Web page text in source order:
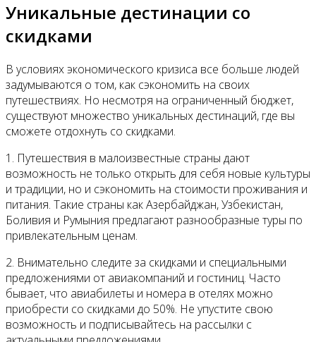
Уникальные дестинации со
скидками
В условиях экономического кризиса все больше людей
задумываются о том, как сэкономить на своих
путешествиях. Но несмотря на ограниченный бюджет,
существуют множество уникальных дестинаций, где вы
сможете отдохнуть со скидками.
1. Путешествия в малоизвестные страны дают
возможность не только открыть для себя новые культуры
и традиции, но и сэкономить на стоимости проживания и
питания. Такие страны как Азербайджан, Узбекистан,
Боливия и Румыния предлагают разнообразные туры по
привлекательным ценам.
2. Внимательно следите за скидками и специальными
предложениями от авиакомпаний и гостиниц. Часто
бывает, что авиабилеты и номера в отелях можно
приобрести со скидками до 50%. Не упустите свою
возможность и подписывайтесь на рассылки с